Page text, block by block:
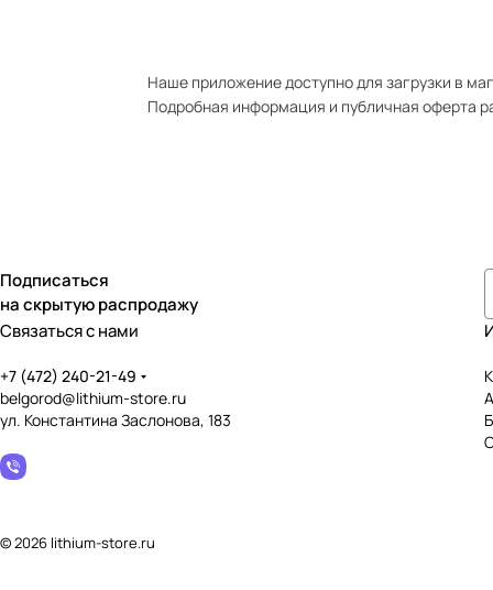
Наше приложение доступно для загрузки в
Подробная информация и публичная оферта
Подписаться
на скрытую распродажу
Связаться с нами
+7 (472) 240-21-49
belgorod@lithium-store.ru
ул. Константина Заслонова, 183
© 2026 lithium-store.ru